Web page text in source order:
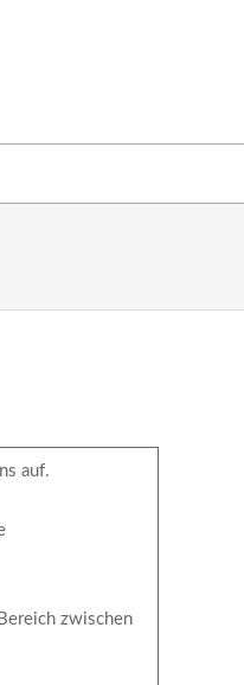
auf.
zwischen